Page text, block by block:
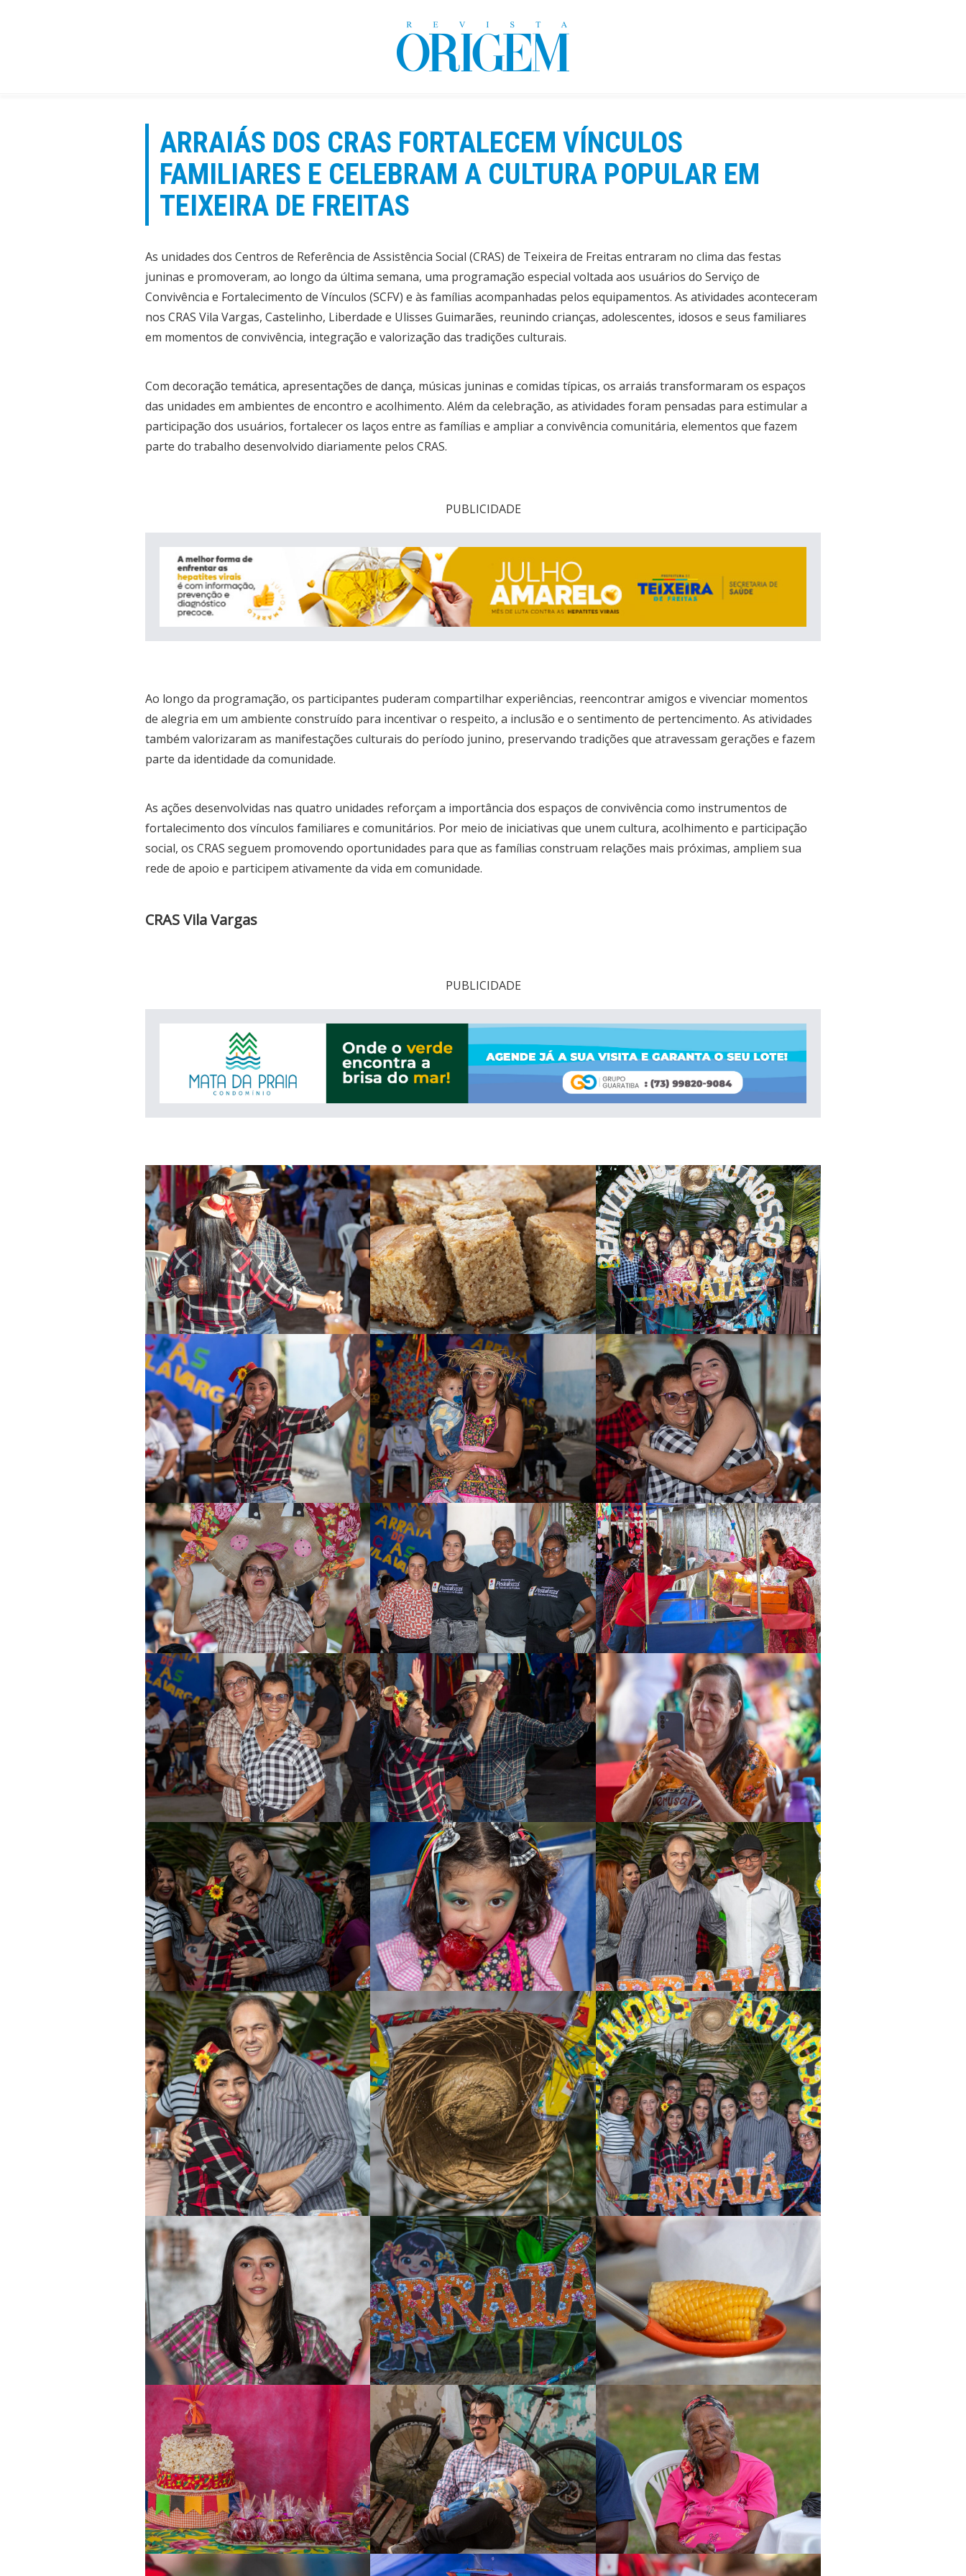
ARRAIÁS DOS CRAS FORTALECEM VÍNCULOS
FAMILIARES E CELEBRAM A CULTURA POPULAR EM
TEIXEIRA DE FREITAS
As unidades dos Centros de Referência de Assistência Social (CRAS) de Teixeira de Freitas entraram no clima das festas
juninas e promoveram, ao longo da última semana, uma programação especial voltada aos usuários do Serviço de
Convivência e Fortalecimento de Vínculos (SCFV) e às famílias acompanhadas pelos equipamentos. As atividades aconteceram
nos CRAS Vila Vargas, Castelinho, Liberdade e Ulisses Guimarães, reunindo crianças, adolescentes, idosos e seus familiares
em momentos de convivência, integração e valorização das tradições culturais.
Com decoração temática, apresentações de dança, músicas juninas e comidas típicas, os arraiás transformaram os espaços
das unidades em ambientes de encontro e acolhimento. Além da celebração, as atividades foram pensadas para estimular a
participação dos usuários, fortalecer os laços entre as famílias e ampliar a convivência comunitária, elementos que fazem
parte do trabalho desenvolvido diariamente pelos CRAS.
PUBLICIDADE
Ao longo da programação, os participantes puderam compartilhar experiências, reencontrar amigos e vivenciar momentos
de alegria em um ambiente construído para incentivar o respeito, a inclusão e o sentimento de pertencimento. As atividades
também valorizaram as manifestações culturais do período junino, preservando tradições que atravessam gerações e fazem
parte da identidade da comunidade.
As ações desenvolvidas nas quatro unidades reforçam a importância dos espaços de convivência como instrumentos de
fortalecimento dos vínculos familiares e comunitários. Por meio de iniciativas que unem cultura, acolhimento e participação
social, os CRAS seguem promovendo oportunidades para que as famílias construam relações mais próximas, ampliem sua
rede de apoio e participem ativamente da vida em comunidade.
CRAS Vila Vargas
PUBLICIDADE